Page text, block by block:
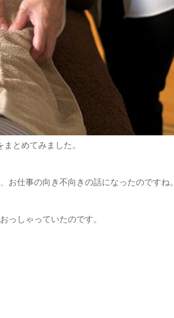
とめてみました。
お仕事の向き不向きの話になったのですね。
っしゃっていたのです。